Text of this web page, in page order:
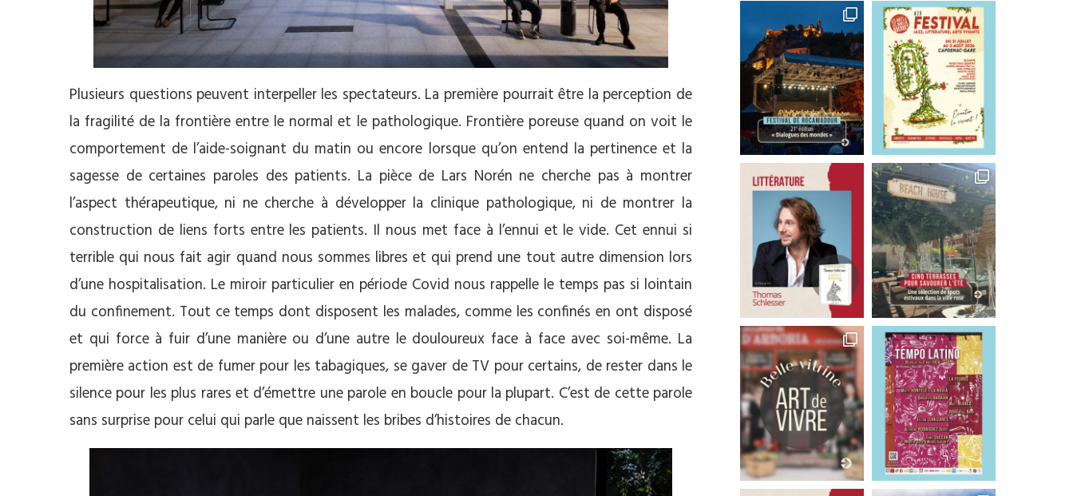
Plusieurs questions peuvent interpeller les spectateurs. La première pourrait être la perception de
la fragilité de la frontière entre le normal et le pathologique. Frontière poreuse quand on voit le
comportement de l’aide-soignant du matin ou encore lorsque qu’on entend la pertinence et la
sagesse de certaines paroles des patients. La pièce de Lars Norén ne cherche pas à montrer
l’aspect thérapeutique, ni ne cherche à développer la clinique pathologique, ni de montrer la
construction de liens forts entre les patients. Il nous met face à l’ennui et le vide. Cet ennui si
terrible qui nous fait agir quand nous sommes libres et qui prend une tout autre dimension lors
d’une hospitalisation. Le miroir particulier en période Covid nous rappelle le temps pas si lointain
du confinement. Tout ce temps dont disposent les malades, comme les confinés en ont disposé
et qui force à fuir d’une manière ou d’une autre le douloureux face à face avec soi-même. La
première action est de fumer pour les tabagiques, se gaver de TV pour certains, de rester dans le
silence pour les plus rares et d’émettre une parole en boucle pour la plupart. C’est de cette parole
sans surprise pour celui qui parle que naissent les bribes d’histoires de chacun.